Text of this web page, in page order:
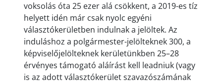
voksolás óta 25 ezer alá csökkent, a 2019-es tíz
helyett idén már csak nyolc egyéni
választókerületben indulnak a jelöltek. Az
induláshoz a polgármester-jelölteknek 300, a
képviselőjelölteknek kerületünkben 25–28
érvényes támogató aláírást kell leadniuk (vagy
is az adott választókerület szavazószámának